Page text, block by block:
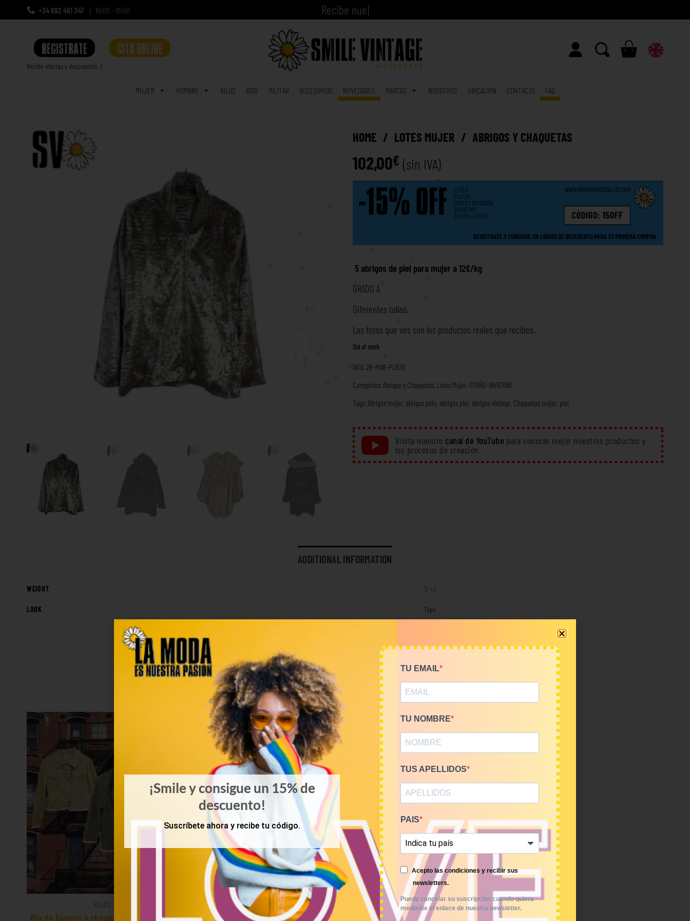
+34 692 461 347 10:00 - 18:00 |
REGISTRATE
Recibe ofertas y descuentos :)
CITA ONLINE
MUJER HOMBRE KILOS KIDS MILITAR ACCESORIOS NOVEDADES MARCAS NOSOTROS UBICACIÓN CONTACTO FAQ
HOME / LOTES MUJER / ABRIGOS Y CHAQUETAS
102,00€ (sin IVA)
5 abrigos de piel para mujer a 12€/kg
GRADO A
Diferentes tallas.
Las fotos que ves son los productos reales que recibes.
Out of stock
SKU: 2B-MAB-PLR20
Categories: Abrigos y Chaquetas, Lotes Mujer, OTOÑO-INVIERNO
Tags: Abrigos mujer, abrigos pelo, abrigos piel, abrigos vintage, Chaquetas mujer, piel
Visita nuestro canal de YouTube para conocer mejor nuestros productos y
los procesos de creación
ADDITIONAL INFORMATION
WEIGHT 15 kg
LOOK Tops
RELATED PRODUCTS
KILOS
Mix de blazers y chaquetas americanas
Mix prendas de piel 9€/kg
ABRIGOS Y CHAQUETAS
Mix abrigos vintage 7€/Kg
¡Smile y consigue un 15% de
descuento!
Suscríbete ahora y recibe tu código.
TU EMAIL
TU NOMBRE
TUS APELLIDOS
PAIS
Acepto las condiciones y recibir sus
newsletters.
Puede cancelar su suscripción cuando quiera
mediante el enlace de nuestra newsletter.